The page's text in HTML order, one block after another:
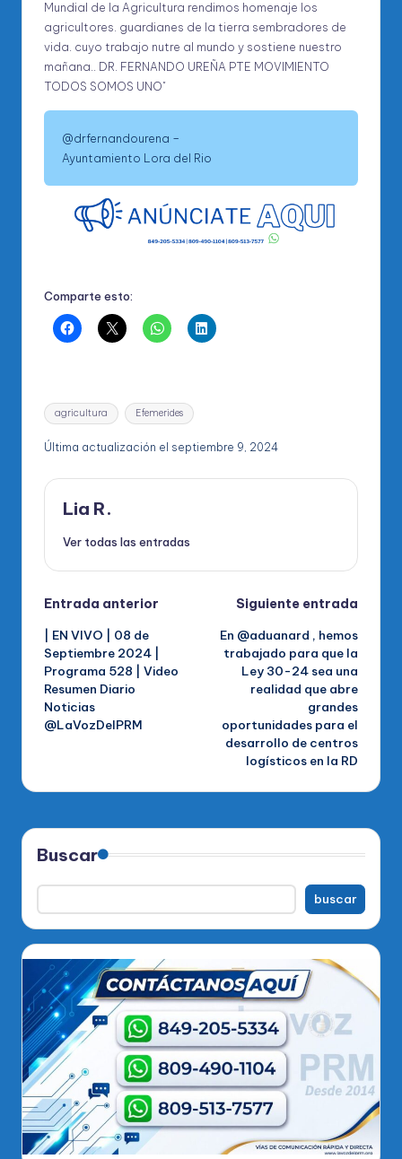
@drfernandourena –
Ayuntamiento Lora del Rio
Comparte esto:
Etiquetas:
agricultura Efemerides
Última actualización el septiembre 9, 2024
Lia R.
Ver todas las entradas
Navegación
de
entradas
Entrada anterior
| EN VIVO | 08 de
Septiembre 2024 |
Programa 528 | Video
Resumen Diario
Noticias
@LaVozDelPRM
Siguiente entrada
En @aduanard , hemos
trabajado para que la
Ley 30-24 sea una
realidad que abre
grandes
oportunidades para el
desarrollo de centros
logísticos en la RD
Buscar
buscar